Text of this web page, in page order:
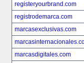
registeryourbrand.com
registrodemarca.com
marcasexclusivas.com
marcasdigitales.com